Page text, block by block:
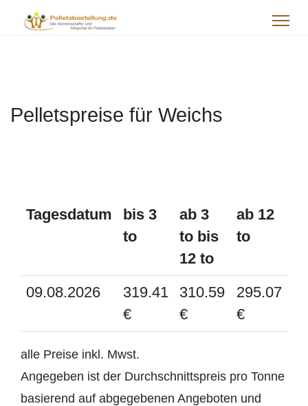
Pelletspreise für Weichs
Tagesdatum
bis 3
to
ab 3
to bis
12 to
ab 12
to
09.08.2026
319.41
€
310.59
€
295.07
€
alle Preise inkl. Mwst.
Angegeben ist der Durchschnittspreis pro Tonne
basierend auf abgegebenen Angeboten und